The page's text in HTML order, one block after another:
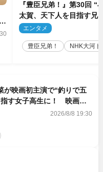
『豊臣兄弟！』第30回 “
太賀、天下人を目指す兄
亮と“清須会議”へ
エンタメ
豊臣兄弟！ NHK大河ド
が映画初主演で“釣りで五
指す女子高生に！ 映画
公開
2026/8/8 19:30